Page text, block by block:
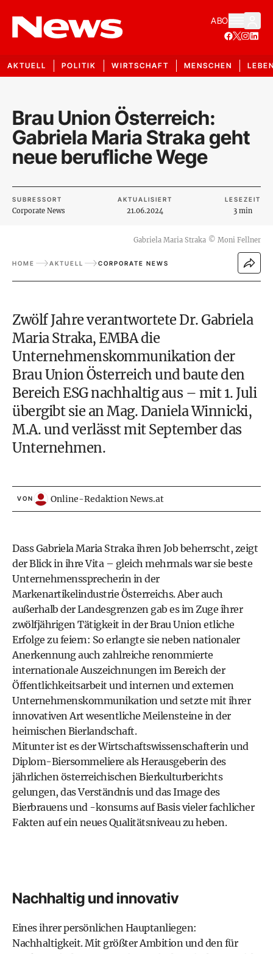
ABO
AKTUELL POLITIK WIRTSCHAFT MENSCHEN
Brau Union Österreich:
Gabriela Maria Straka geht
neue berufliche Wege
SUBRESSORT
Corporate News
AKTUALISIERT
21.06.2024
LESEZEIT
3 min
Gabriela Maria Straka © Moni Fellner
HOME AKTUELL CORPORATE NEWS
Zwölf Jahre verantwortete Dr. Gabriela
Maria Straka, EMBA die
Unternehmenskommunikation der
Brau Union Österreich und baute den
Bereich ESG nachhaltig aus – mit 1. Juli
übergibt sie an Mag. Daniela Winnicki,
M.A. und verlässt mit September das
Unternehmen.
VON Online-Redaktion News.at
Dass Gabriela Maria Straka ihren Job beherrscht, zeigt
der Blick in ihre Vita – gleich mehrmals war sie beste
Unternehmenssprecherin in der
Markenartikelindustrie Österreichs. Aber auch
außerhalb der Landesgrenzen gab es im Zuge ihrer
zwölfjährigen Tätigkeit in der Brau Union etliche
Erfolge zu feiern: So erlangte sie neben nationaler
Anerkennung auch zahlreiche renommierte
internationale Auszeichnungen im Bereich der
Öffentlichkeitsarbeit und internen und externen
Unternehmenskommunikation und setzte mit ihrer
innovativen Art wesentliche Meilensteine in der
heimischen Bierlandschaft.
Mitunter ist es der Wirtschaftswissenschafterin und
Diplom-Biersommeliere als Herausgeberin des
jährlichen österreichischen Bierkulturberichts
gelungen, das Verständnis und das Image des
Bierbrauens und -konsums auf Basis vieler fachlicher
Fakten auf ein neues Qualitätsniveau zu heben.
Nachhaltig und innovativ
Eines ihrer persönlichen Hauptanliegen:
Nachhaltigkeit. Mit größter Ambition und den für